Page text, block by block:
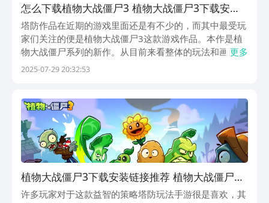
怎么下载植物大战僵尸3 植物大战僵尸3下载安装
链接推荐
塔防作品在近期的游戏里面还是有不少的，而其中最受玩
家们关注的便是植物大战僵尸3这款游戏作品。本作是植
物大战僵尸系列的新作。从目前来看整体的玩法和画面都
有着不小的进步。那么，怎么下载植物大战僵尸3？很多
更多
2025-07-29 20:32:53
植物大战僵尸3下载安装链接推荐 植物大战僵尸3
国产版下载链接分享
许多玩家对于这款益智的策略塔防玩法手游很是喜欢，其